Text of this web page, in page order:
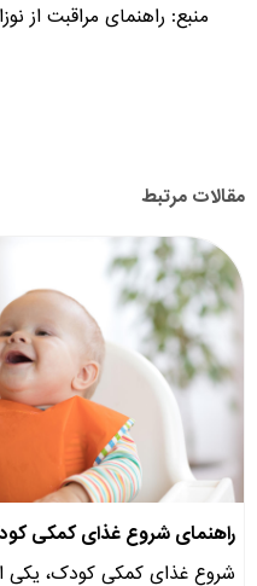
منبع: راهنمای مراقبت از
مقالات مرتبط
راهنمای شروع غذای کمکی
شروع غذای کمکی کودک، یکی